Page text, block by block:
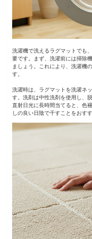
洗濯機で洗えるラグマットでも
要です。まず、洗濯前には掃除
ましょう。これにより、洗濯機
す。
洗濯時は、ラグマットを洗濯ネ
す。洗剤は中性洗剤を使用し、
直射日光に長時間当てると、色
しの良い日陰で干すことをおすす